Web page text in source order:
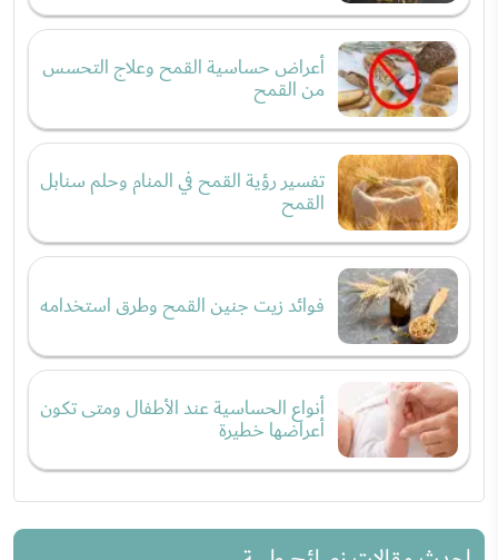
أعراض حساسية القمح وعلاج التحسس
من القمح
تفسير رؤية القمح في المنام وحلم سنابل
القمح
فوائد زيت جنين القمح وطرق استخدامه
أنواع الحساسية عند الأطفال ومتى تكون
أعراضها خطيرة